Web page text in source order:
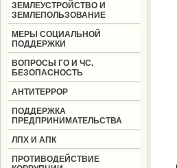
ЗЕМЛЕУСТРОЙСТВО И
ЗЕМЛЕПОЛЬЗОВАНИЕ
МЕРЫ СОЦИАЛЬНОЙ
ПОДДЕРЖКИ
ВОПРОСЫ ГО И ЧС.
БЕЗОПАСНОСТЬ
АНТИТЕРРОР
ПОДДЕРЖКА
ПРЕДПРИНИМАТЕЛЬСТВА
ЛПХ И АПК
ПРОТИВОДЕЙСТВИЕ